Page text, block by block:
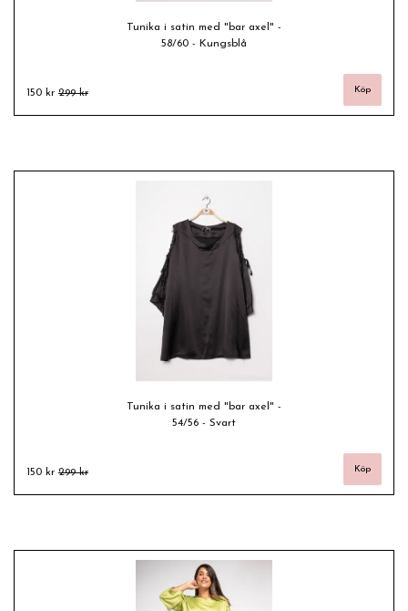
Tunika i satin med "bar axel" -
58/60 - Kungsblå
150 kr 299 kr
Tunika i satin med "bar axel" -
54/56 - Svart
150 kr 299 kr